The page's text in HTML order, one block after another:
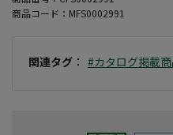
商品コード： MFS0002991
関連タグ ： #カタログ掲載